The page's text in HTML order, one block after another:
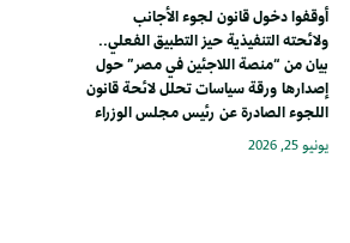
أوقفوا دخول قانون لجوء الأجانب
ولائحته التنفيذية حيز التطبيق الفعلي..
بيان من “منصة اللاجئين في مصر” حول
إصدارها ورقة سياسات تحلل لائحة قانون
اللجوء الصادرة عن رئيس مجلس الوزراء
يونيو 25, 2026